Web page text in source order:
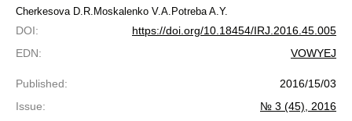
Cherkesova D.R. Moskalenko V.A. Potreba A.Y.
DOI:
https://doi.org/10.18454/IRJ.2016.45.005
EDN: VOWYEJ
Published:
2016/15/03
Issue:
№ 3 (45), 2016